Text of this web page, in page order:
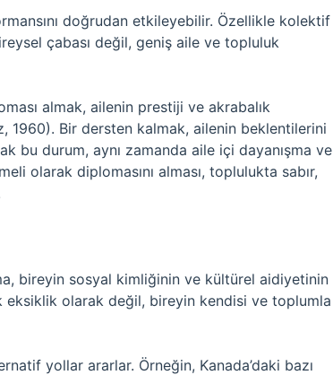
doğrudan etkileyebilir. Özellikle kolektif
çabası değil, geniş aile ve topluluk
almak, ailenin prestiji ve akrabalık
1960). Bir dersten kalmak, ailenin beklentilerini
bu durum, aynı zamanda aile içi dayanışma ve
olarak diplomasını alması, toplulukta sabır,
bireyin sosyal kimliğinin ve kültürel aidiyetinin
eksiklik olarak değil, bireyin kendisi ve toplumla
yollar ararlar. Örneğin, Kanada’daki bazı